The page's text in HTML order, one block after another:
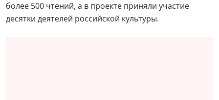
более 500 чтений, а в проекте приняли участие
десятки деятелей российской культуры.